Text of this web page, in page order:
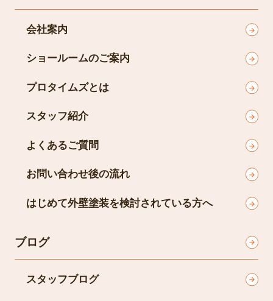
会社案内
ショールームのご案内
プロタイムズとは
スタッフ紹介
よくあるご質問
お問い合わせ後の流れ
はじめて外壁塗装を検討されている方へ
ブログ
スタッフブログ